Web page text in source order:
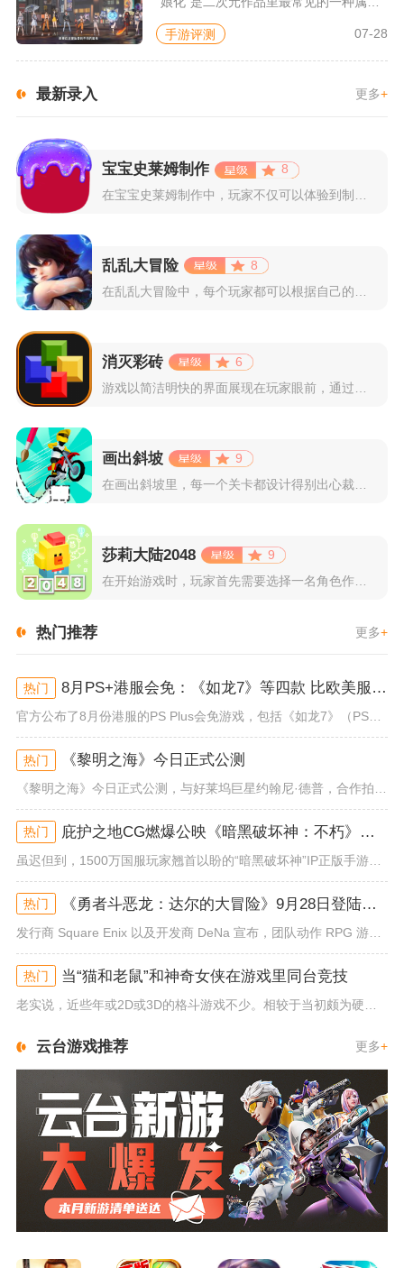
手游评测 07-28
最新录入 更多+
宝宝史莱姆制作
8
在宝宝史莱姆制作中，玩家不仅可以体验到制作史莱姆的乐趣，还能...
乱乱大冒险
8
在乱乱大冒险中，每个玩家都可以根据自己的喜好选择和培养角色，...
消灭彩砖
6
游戏以简洁明快的界面展现在玩家眼前，通过简单的滑动屏幕即可控...
画出斜坡
9
莎莉大陆2048
9
热门推荐 更多+
热门 8月PS+港服会免：《如龙7》等四款 比欧美服多一款
官方公布了8月份港服的PS Plus会免游戏，包括《如龙7》（PS4/PS5）、《小小梦魇》（PS4）、《托尼霍克职业滑...
热门 《黎明之海》今日正式公测
热门 庇护之地CG燃爆公映《暗黑破坏神：不朽》今日全平台上线
虽迟但到，1500万国服玩家翘首以盼的“暗黑破坏神”IP正版手游《暗黑破坏神：不朽》已于今日全平台上线！动作RPG王者再...
热门 《勇者斗恶龙：达尔的大冒险》9月28日登陆苹果谷歌应用商店
发行商 Square Enix 以及开发商 DeNa 宣布，团队动作 RPG 游戏《勇者斗恶龙：达尔的大冒险 魂之绊》将...
热门 当“猫和老鼠”和神奇女侠在游戏里同台竞技
云台游戏推荐 更多+